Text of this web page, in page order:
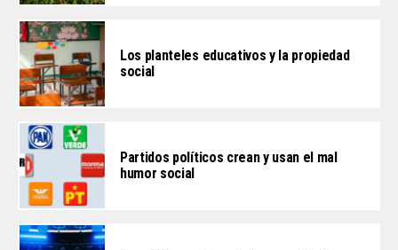
Los planteles educativos y la propiedad
social
Partidos políticos crean y usan el mal
humor social